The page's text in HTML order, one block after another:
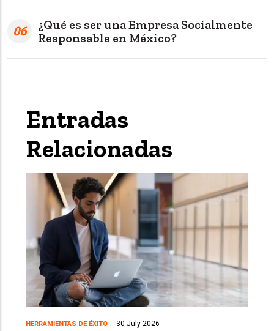
06
¿Qué es ser una Empresa Socialmente
Responsable en México?
Entradas
Relacionadas
HERRAMIENTAS DE ÉXITO 30 July 2026